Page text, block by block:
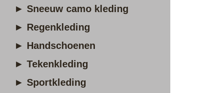
► Sneeuw camo kleding
► Regenkleding
► Handschoenen
► Tekenkleding
► Sportkleding